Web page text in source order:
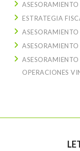
ESTRATEGIA
ASESORAMIENTO
OPERACIONES